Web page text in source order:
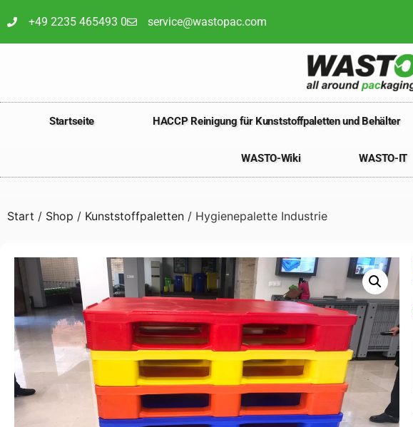
+49 2235 465493 0 service@wastopac.com
Startseite HACCP Reinigung für Kunststoffpaletten und Behälter
WASTO-Wiki WASTO-IT
Start / Shop / Kunststoffpaletten / Hygienepalette Industrie